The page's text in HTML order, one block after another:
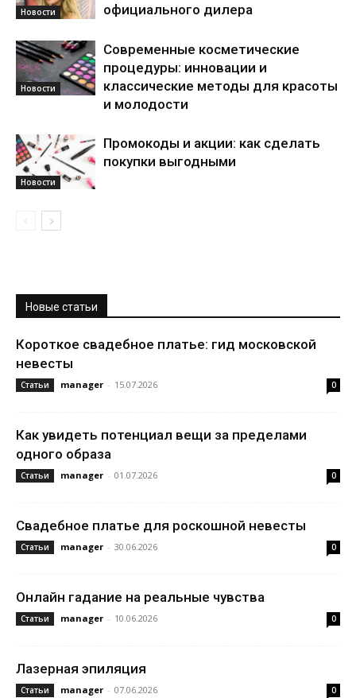
Новости
официального дилера
Новости
Современные косметические
процедуры: инновации и
классические методы для красоты
и молодости
Новости
Промокоды и акции: как сделать
покупки выгодными
Новые статьи
Короткое свадебное платье: гид московской
невесты
Статьи manager - 15.07.2026 0
Как увидеть потенциал вещи за пределами
одного образа
Статьи manager - 01.07.2026 0
Свадебное платье для роскошной невесты
Статьи manager - 30.06.2026 0
Онлайн гадание на реальные чувства
Статьи manager - 10.06.2026 0
Лазерная эпиляция
Статьи manager - 07.06.2026 0